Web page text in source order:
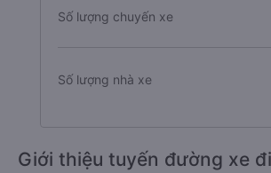
Số lượng chuyến xe
Số lượng nhà xe
Giới thiệu tuyến đường xe